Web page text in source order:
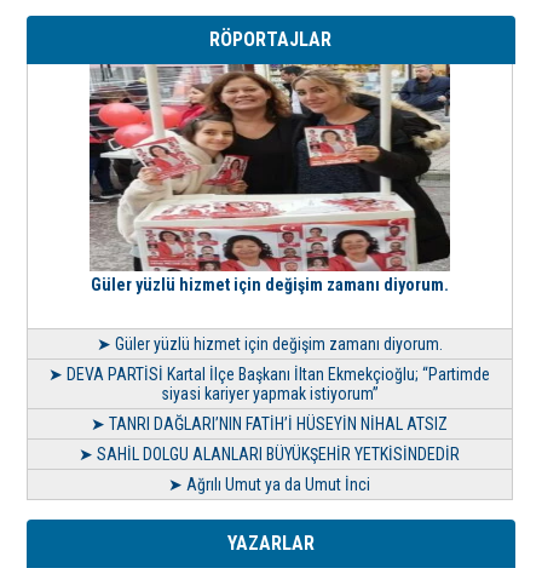
RÖPORTAJLAR
Güler yüzlü hizmet için değişim zamanı diyorum.
➤ Güler yüzlü hizmet için değişim zamanı diyorum.
➤ DEVA PARTİSİ Kartal İlçe Başkanı İltan Ekmekçioğlu; “Partimde
siyasi kariyer yapmak istiyorum”
➤ TANRI DAĞLARI’NIN FATİH’İ HÜSEYİN NİHAL ATSIZ
➤ SAHİL DOLGU ALANLARI BÜYÜKŞEHİR YETKİSİNDEDİR
➤ Ağrılı Umut ya da Umut İnci
YAZARLAR